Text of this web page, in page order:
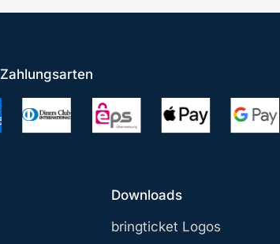
Zahlungsarten
Downloads
bringticket Logos